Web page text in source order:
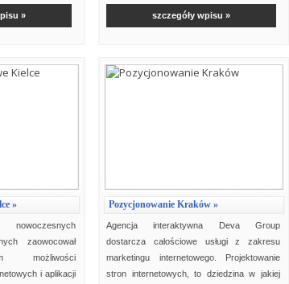
» szczegóły wpisu »
»
zaowocował
możliwości
i aplikacji
Pozycjonowanie Kraków »
Agencja interaktywna Deva Group
dostarcza całościowe usługi z zakresu
marketingu internetowego. Projektowanie
stron internetowych, to dziedzina w jakiej